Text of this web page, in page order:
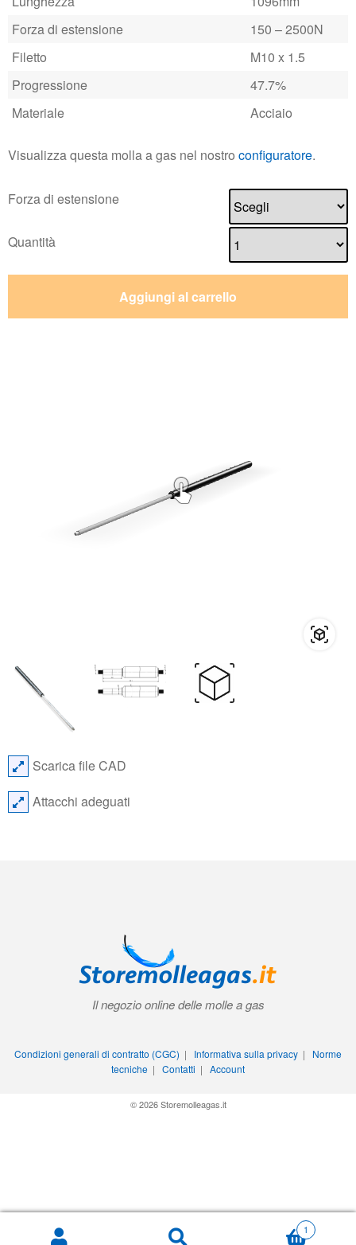
Forza di estensione
150 – 2500N
Filetto
M10 x 1.5
Progressione
47.7%
Materiale
Acciaio
Visualizza questa molla a gas nel nostro configuratore.
Forza di estensione
Quantità
Aggiungi al carrello
Scarica file CAD
Attacchi adeguati
1
Il negozio online delle molle a gas
Condizioni generali di contratto (CGC) | Informativa sulla privacy | Norme
tecniche | Contatti | Account
© 2026 Storemolleagas.it